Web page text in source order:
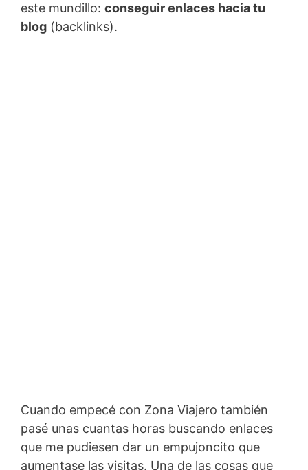
este mundillo: conseguir enlaces hacia tu
blog (backlinks).
Cuando empecé con Zona Viajero también
pasé unas cuantas horas buscando enlaces
que me pudiesen dar un empujoncito que
aumentase las visitas. Una de las cosas que